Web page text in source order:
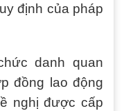
định của pháp
danh quan
đồng lao động
nghị được cấp